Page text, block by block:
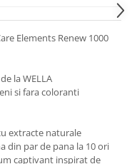
Elements Renew 1000
la WELLA
si fara coloranti
extracte naturale
din par de pana la 10 ori
captivant inspirat de